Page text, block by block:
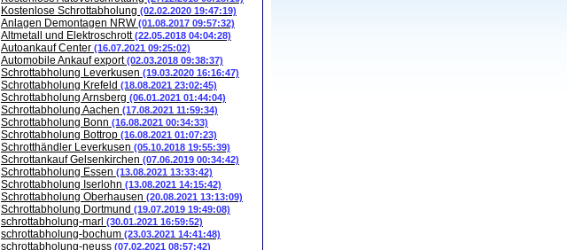
Kostenlose Schrottabholung (02.02.2020 19:47:19)
Anlagen Demontagen NRW(01.08.2017 09:57:32)
Altmetall und Elektroschrott(22.05.2018 04:04:28)
Autoankauf Center (16.07.2021 09:25:02)
Automobile Ankauf export(02.03.2018 09:38:37)
Schrottabholung Leverkusen (19.03.2020 16:16:47)
Schrottabholung Krefeld (18.08.2021 23:02:45)
Schrottabholung Arnsberg (06.01.2021 01:44:04)
Schrottabholung Aachen (17.08.2021 11:59:34)
Schrottabholung Bonn (16.08.2021 00:34:33)
Schrottabholung Bottrop (16.08.2021 01:07:23)
Schrotthändler Leverkusen (05.10.2018 19:55:39)
Schrottankauf Gelsenkirchen (07.06.2019 00:34:42)
Schrottabholung Essen (13.08.2021 13:33:42)
Schrottabholung Iserlohn (13.08.2021 14:15:42)
Schrottabholung Oberhausen (20.08.2021 13:13:09)
Schrottabholung Dortmund (19.07.2019 19:49:08)
schrottabholung-marl (30.01.2021 16:59:52)
schrottabholung-bochum (23.03.2021 14:41:48)
schrottabholung-neuss (07.02.2021 08:57:42)